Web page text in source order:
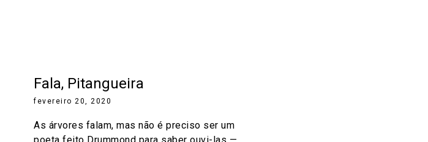
Fala, Pitangueira
fevereiro 20, 2020
As árvores falam, mas não é preciso ser um